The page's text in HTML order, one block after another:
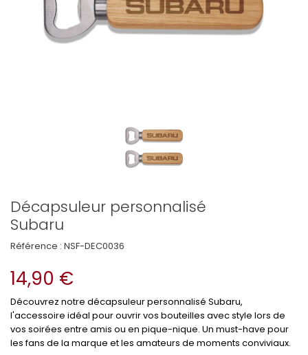
Décapsuleur personnalisé
Subaru
Référence : NSF-DEC0036
14,90 €
Découvrez notre décapsuleur personnalisé Subaru,
l'accessoire idéal pour ouvrir vos bouteilles avec style lors de
vos soirées entre amis ou en pique-nique. Un must-have pour
les fans de la marque et les amateurs de moments conviviaux.